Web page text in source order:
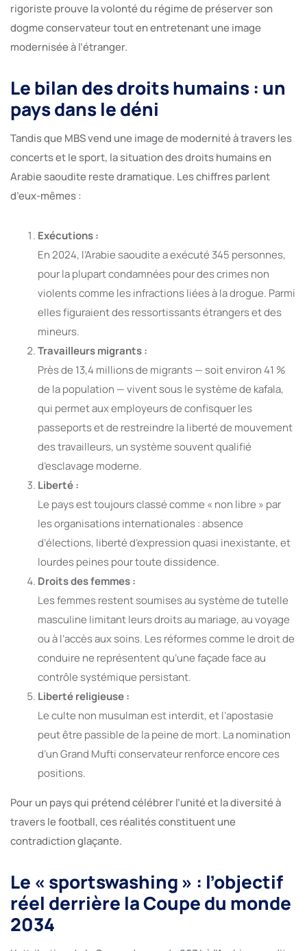
rigoriste prouve la volonté du régime de préserver son
dogme conservateur tout en entretenant une image
modernisée à l’étranger.
Le bilan des droits humains : un
pays dans le déni
Tandis que MBS vend une image de modernité à travers les
concerts et le sport, la situation des droits humains en
Arabie saoudite reste dramatique. Les chiffres parlent
d’eux-mêmes :
Exécutions :
En 2024, l’Arabie saoudite a exécuté 345 personnes,
pour la plupart condamnées pour des crimes non
violents comme les infractions liées à la drogue. Parmi
elles figuraient des ressortissants étrangers et des
mineurs.
Travailleurs migrants :
Près de 13,4 millions de migrants — soit environ 41 %
de la population — vivent sous le système de kafala,
qui permet aux employeurs de confisquer les
passeports et de restreindre la liberté de mouvement
des travailleurs, un système souvent qualifié
d’esclavage moderne.
Liberté :
Le pays est toujours classé comme « non libre » par
les organisations internationales : absence
d’élections, liberté d’expression quasi inexistante, et
lourdes peines pour toute dissidence.
Droits des femmes :
Les femmes restent soumises au système de tutelle
masculine limitant leurs droits au mariage, au voyage
ou à l’accès aux soins. Les réformes comme le droit de
conduire ne représentent qu’une façade face au
contrôle systémique persistant.
Liberté religieuse :
Le culte non musulman est interdit, et l’apostasie
peut être passible de la peine de mort. La nomination
d’un Grand Mufti conservateur renforce encore ces
positions.
Pour un pays qui prétend célébrer l’unité et la diversité à
travers le football, ces réalités constituent une
contradiction glaçante.
Le « sportswashing » : l’objectif
réel derrière la Coupe du monde
2034